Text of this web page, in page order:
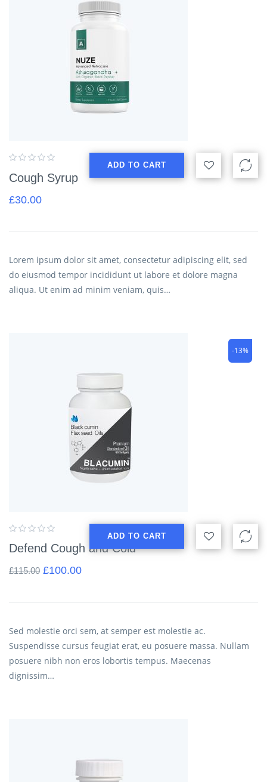
Cough Syrup
£30.00
ADD TO CART
Lorem ipsum dolor sit amet, consectetur adipiscing elit, sed
do eiusmod tempor incididunt ut labore et dolore magna
aliqua. Ut enim ad minim veniam, quis…
-13%
Defend Cough and Cold
£115.00 £100.00
ADD TO CART
Sed molestie orci sem, at semper est molestie ac.
Suspendisse cursus feugiat erat, eu posuere massa. Nullam
posuere nibh non eros lobortis tempus. Maecenas
dignissim…